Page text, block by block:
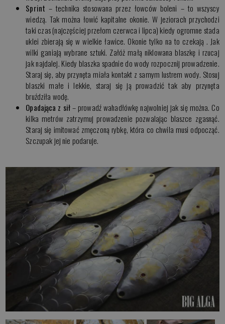
Sprint – technika stosowana przez łowców boleni – to wszyscy
wiedzą. Tak można łowić kapitalne okonie. W jeziorach przychodzi
taki czas (najczęściej przełom czerwca i lipca) kiedy ogromne stada
uklei zbierają się w wielkie ławice. Okonie tylko na to czekają . Jak
wilki ganiają wybrane sztuki. Załóż małą niklowana blaszkę i rzucaj
jak najdalej. Kiedy blaszka spadnie do wody rozpocznij prowadzenie.
Staraj się, aby przynęta miała kontakt z samym lustrem wody. Stosuj
blaszki małe i lekkie, staraj się ją prowadzić tak aby przynęta
bruździła wodę.
Opadająca z sił– prowadź wahadłówkę najwolniej jak się można. Co
kilka metrów zatrzymuj prowadzenie pozwalając blaszce zgasnąć.
Staraj się imitować zmęczoną rybkę, która co chwila musi odpocząć.
Szczupak jej nie podaruje.